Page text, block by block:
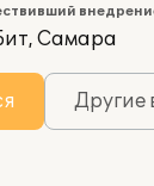
Самара
Другие